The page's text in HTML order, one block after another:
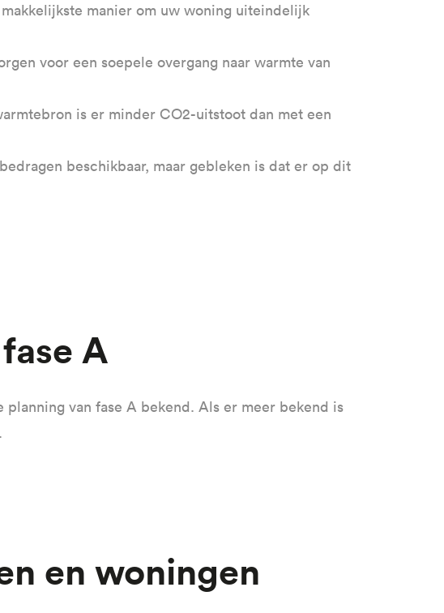
manier om uw woning uiteindelijk
voor een soepele overgang naar warmte van
is er minder CO2-uitstoot dan met een
beschikbaar, maar gebleken is dat er op dit
A
van fase A bekend. Als er meer bekend is
en woningen